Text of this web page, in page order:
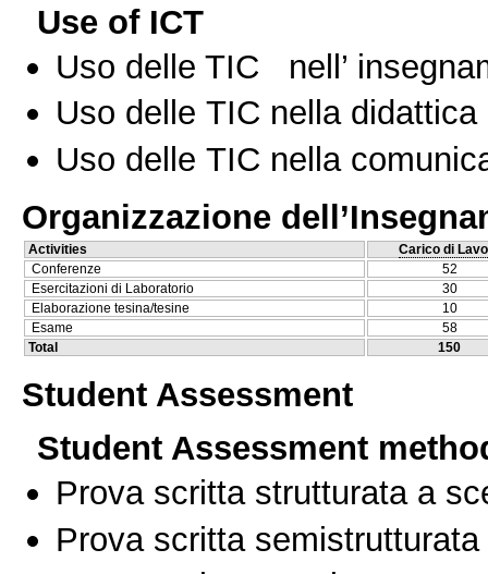
Use of ICT
Uso delle TIC nell’
Uso delle TIC nella
Uso delle TIC nella
Organizzazione
Activities
Carico di
Conferenze
52
Esercitazioni di Laboratorio
30
Elaborazione tesina/tesine
10
Esame
58
Total
150
Student Assessment
Student Assessment
Prova scritta strutturata a
Prova scritta